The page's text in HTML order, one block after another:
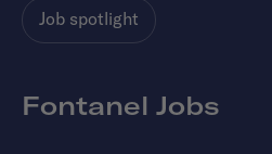
Job spotlight
Fontanel Jobs